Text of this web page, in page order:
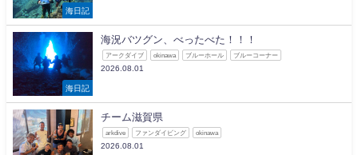
海日記
海日記
海況バツグン、べったべた！！！
アークダイブ okinawa ブルーホール ブルーコーナー
2026.08.01
チーム滋賀県
arkdive ファンダイビング okinawa
2026.08.01